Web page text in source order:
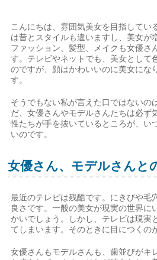
こんにちは、雰囲気美女を目指してい
は昔とスタイルも違いますし、美女が
ファッション、髪型、メイクも女優さ
す。テレビやネットでも、美女として
のですが、顔はかわいいのに美女にな
す。
そうでもない私が言えた口ではないの
だ、女優さんやモデルさんたちは必ず
性たちが手を抜いているところが、い
いのです。
女優さん、モデルさんと
最近のテレビは残酷です。にきびや毛
良さです。一般の美女が現実の世界に
かいでしょう。しかし、テレビは現実
てしまいます。そのときに目につくの
女優さんもモデルさんも、歯並びがキ